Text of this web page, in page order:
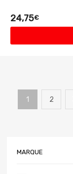
24,75€
1 2
MARQUE